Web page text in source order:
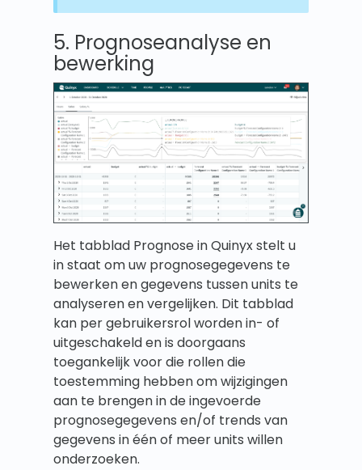
5. Prognoseanalyse en
bewerking
Het tabblad Prognose in Quinyx stelt u
in staat om uw prognosegegevens te
bewerken en gegevens tussen units te
analyseren en vergelijken. Dit tabblad
kan per gebruikersrol worden in- of
uitgeschakeld en is doorgaans
toegankelijk voor die rollen die
toestemming hebben om wijzigingen
aan te brengen in de ingevoerde
prognosegegevens en/of trends van
gegevens in één of meer units willen
onderzoeken.